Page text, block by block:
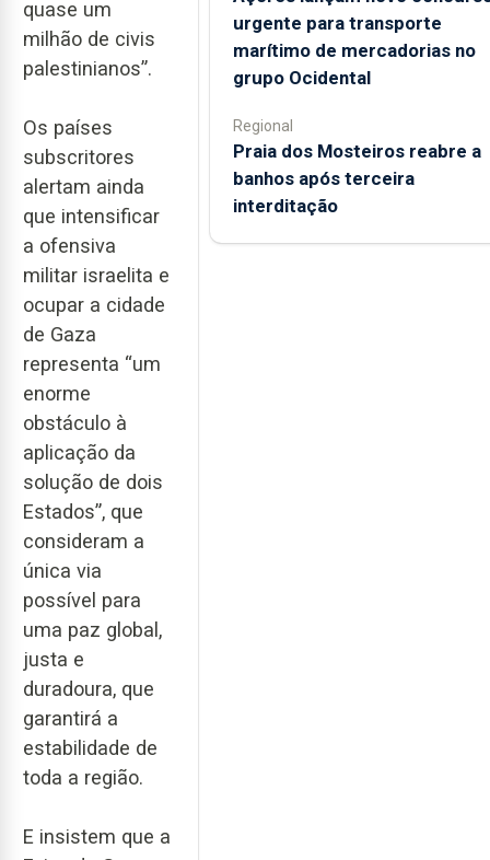
quase um
milhão de civis
palestinianos”.
Os países
subscritores
alertam ainda
que intensificar
a ofensiva
militar israelita e
ocupar a cidade
de Gaza
representa “um
enorme
obstáculo à
aplicação da
solução de dois
Estados”, que
consideram a
única via
possível para
uma paz global,
justa e
duradoura, que
garantirá a
estabilidade de
toda a região.
E insistem que a
urgente para transporte
marítimo de mercadorias no
grupo Ocidental
Regional
Praia dos Mosteiros reabre a
banhos após terceira
interditação